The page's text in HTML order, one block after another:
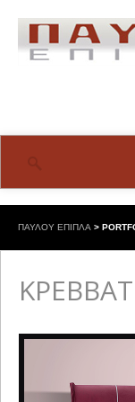
ΠΑΥΛΟΥ ΕΠΙΠΛΑ >